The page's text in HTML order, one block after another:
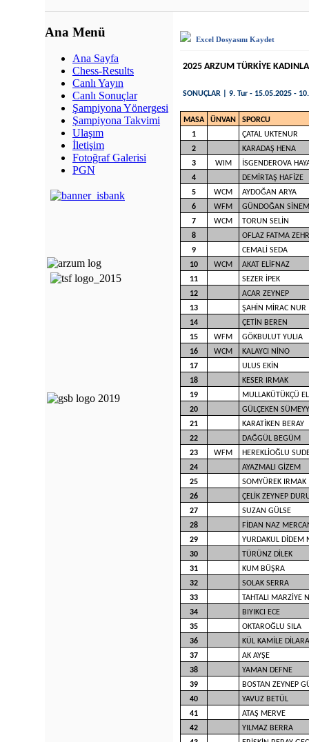
Ana Menü
Ana Sayfa
Chess-Results
Canlı Yayın
Canlı Sonuçlar
Şampiyona Yönergesi
Şampiyona Takvimi
Ulaşım
İletişim
Fotoğraf Galerisi
PGN
Excel Dosyasını Kaydet
2025 ARZUM TÜRKİYE
SONUÇLAR | 9. Tur - 15.05.2025 -
MASA ÜNVAN
SPORCU
1
ÇATAL UKTENUR
2
KARADAŞ HENA
3
WIM
İSGENDEROVA
4
DEMİRTAŞ HAFİZE
5
WCM
AYDOĞAN ARYA
6
WFM
GÜNDOĞAN
7
WCM
TORUN SELİN
8
OFLAZ FATMA
9
CEMALİ SEDA
10
WCM
AKAT ELİFNAZ
11
SEZER İPEK
12
ACAR ZEYNEP
13
ŞAHİN MİRAC NUR
14
ÇETİN BEREN
15
WFM
GÖKBULUT YULIA
16
WCM
KALAYCI NİNO
17
ULUS EKİN
18
KESER IRMAK
19
MULLAKÜTÜKÇÜ
20
GÜLÇEKEN
21
KARATİKEN BERAY
22
DAĞGÜL BEGÜM
23
WFM
HEREKLİOĞLU
24
AYAZMALI GİZEM
25
SOMYÜREK IRMAK
26
ÇELİK ZEYNEP
27
SUZAN GÜLSE
28
FİDAN NAZ
29
YURDAKUL DİDEM
30
TÜRÜNZ DİLEK
31
KUM BÜŞRA
32
SOLAK SERRA
33
TAHTALI MARZİYE
34
BIYIKCI ECE
35
OKTAROĞLU SILA
36
KÜL KAMİLE DİLARA
37
AK AYŞE
38
YAMAN DEFNE
39
BOSTAN ZEYNEP
40
YAVUZ BETÜL
41
ATAŞ MERVE
42
YILMAZ BERRA